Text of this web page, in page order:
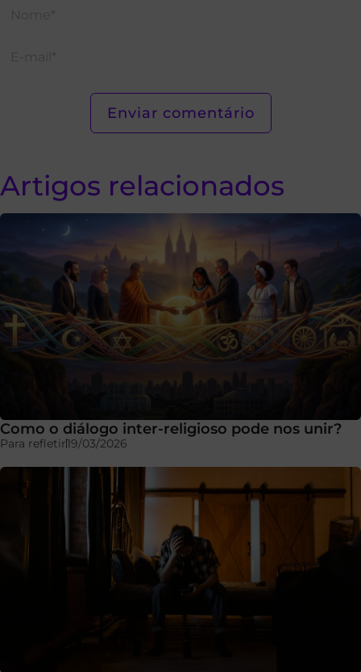
Artigos relacionados
Como o diálogo inter-religioso pode nos unir?
Para refletir19/03/2026